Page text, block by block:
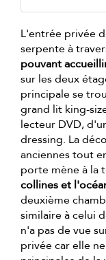
L'entrée privée
serpente à
pouvant
sur les deux
principale se
grand lit king-
lecteur DVD,
dressing. La
anciennes tout
porte mène à la
collines et
deuxième
similaire à celui
n'a pas de vue
privée car elle